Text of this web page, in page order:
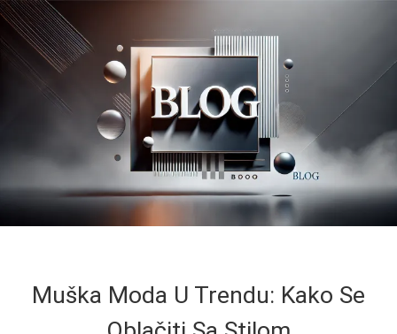
Muška Moda U Trendu: Kako Se